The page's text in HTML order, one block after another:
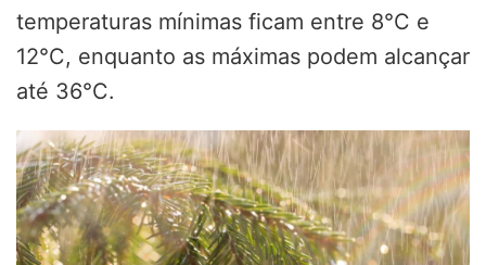
temperaturas mínimas ficam entre 8°C e
12°C, enquanto as máximas podem alcançar
até 36°C.